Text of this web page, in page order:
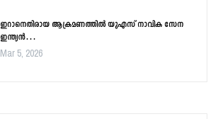
ഇറാനെതിരായ ആക്രമണത്തിൽ യുഎസ് നാവിക സേന
ഇന്ത്യൻ…
Mar 5, 2026